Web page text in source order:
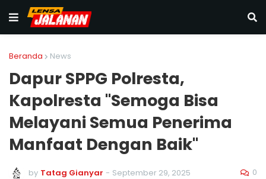
Beranda News
Dapur SPPG Polresta,
Kapolresta "Semoga Bisa
Melayani Semua Penerima
Manfaat Dengan Baik"
by Tatag Gianyar - September 29, 2025 0